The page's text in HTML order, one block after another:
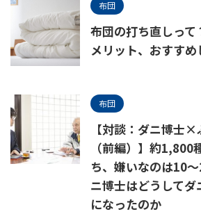
布団
布団の打ち直しっ
メリット、おすす
布団
【対談：ダニ博士
（前編）】約1,800
ち、嫌いなのは10
ニ博士はどうしてダ
になったのか